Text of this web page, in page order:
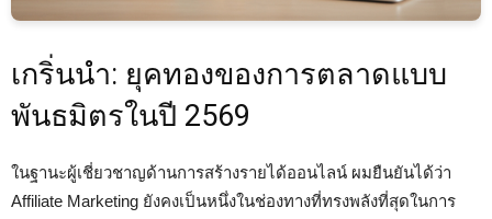
เกริ่นนำ: ยุคทองของการตลาดแบบ
พันธมิตรในปี 2569
ในฐานะผู้เชี่ยวชาญด้านการสร้างรายได้ออนไลน์ ผมยืนยันได้ว่า
Affiliate Marketing ยังคงเป็นหนึ่งในช่องทางที่ทรงพลังที่สุดในการ